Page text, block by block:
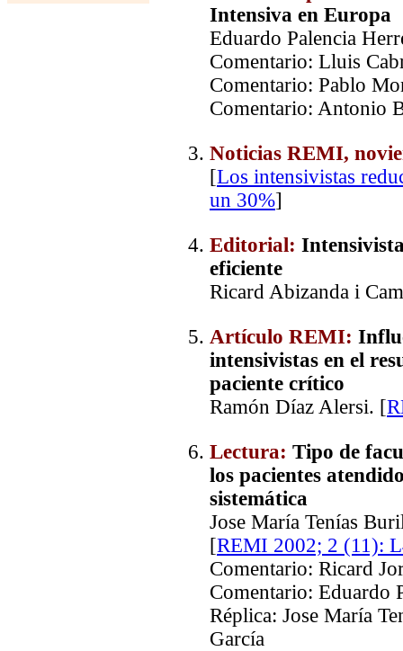
Intensiva en Europa
Eduardo Palencia
Comentario: Lluis
Comentario: Pablo
Comentario: Antonio
Noticias REMI,
[Los intensivistas
un 30%]
Editorial:
eficiente
Ricard Abizanda i
Artículo REMI:
intensivistas en el
paciente crítico
Ramón Díaz Alersi. [
Lectura: Tipo de
los pacientes
sistemática
Jose María Tenías
[REMI 2002; 2 (11):
Comentario: Ricard
Comentario: Eduardo
Réplica: Jose María
García